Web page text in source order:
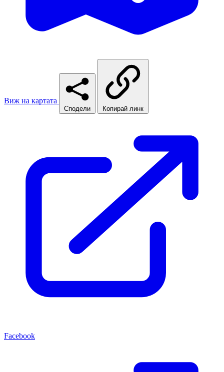
Виж на картата
Сподели Копирай линк
Facebook